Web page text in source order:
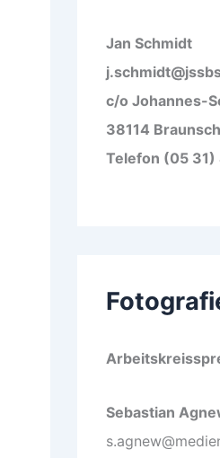
Jan Schmidt
c/o Johannes-
38114
Telefon (05
Sebastian